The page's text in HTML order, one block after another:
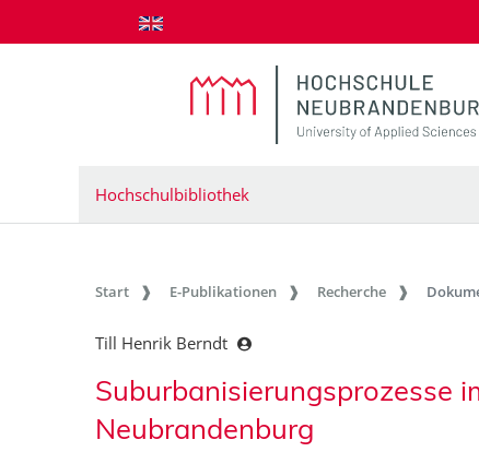
zum Inhalt springen
Hochschulbibliothek
Start E-Publikationen Recherche
Till Henrik Berndt
Suburbanisierungsprozesse
Neubrandenburg